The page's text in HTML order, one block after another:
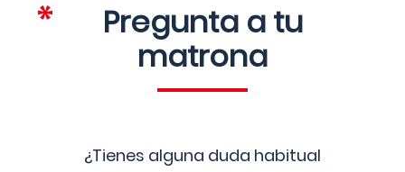
Pregunta a tu
matrona
¿Tienes alguna duda habitual